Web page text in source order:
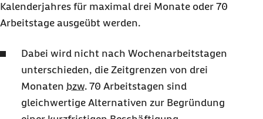
Kalenderjahres für maximal drei Monate oder 70
Arbeitstage ausgeübt werden.
Dabei wird nicht nach Wochenarbeitstagen
unterschieden, die Zeitgrenzen von drei
Monaten bzw. 70 Arbeitstagen sind
gleichwertige Alternativen zur Begründung